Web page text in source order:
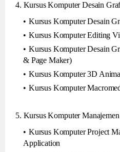
4. Kursus Komputer Desain
Kursus Komputer Desain
Kursus Komputer Editing
Kursus Komputer Desain
& Page Maker)
Kursus Komputer 3D
Kursus Komputer
5. Kursus Komputer
Kursus Komputer Project
Application